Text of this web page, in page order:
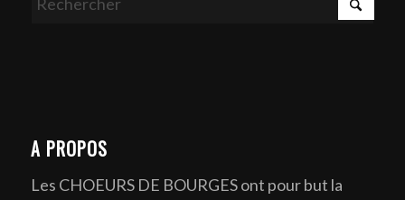
A PROPOS
Les CHOEURS DE BOURGES ont pour but la